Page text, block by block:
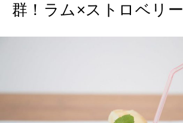
群！ラム×ストロベリー